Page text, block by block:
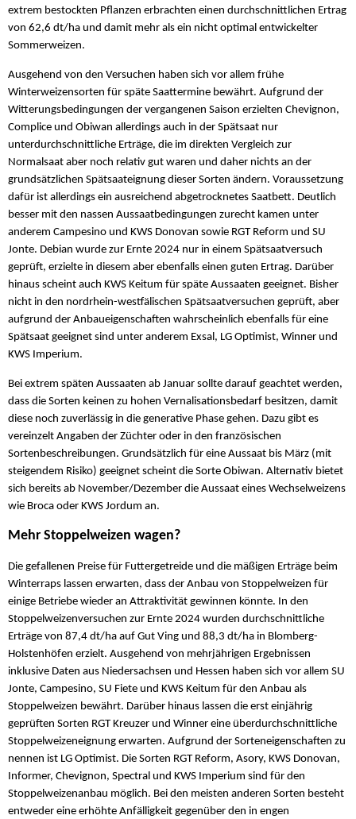
extrem bestockten Pflanzen erbrachten einen durchschnittlichen Ertrag
von 62,6 dt/ha und damit mehr als ein nicht optimal entwickelter
Sommerweizen.
Ausgehend von den Versuchen haben sich vor allem frühe
Winterweizensorten für späte Saattermine bewährt. Aufgrund der
Witterungsbedingungen der vergangenen Saison erzielten Chevignon,
Complice und Obiwan allerdings auch in der Spätsaat nur
unterdurchschnittliche Erträge, die im direkten Vergleich zur
Normalsaat aber noch relativ gut waren und daher nichts an der
grundsätzlichen Spätsaateignung dieser Sorten ändern. Voraussetzung
dafür ist allerdings ein ausreichend abgetrocknetes Saatbett. Deutlich
besser mit den nassen Aussaatbedingungen zurecht kamen unter
anderem Campesino und KWS Donovan sowie RGT Reform und SU
Jonte. Debian wurde zur Ernte 2024 nur in einem Spätsaatversuch
geprüft, erzielte in diesem aber ebenfalls einen guten Ertrag. Darüber
hinaus scheint auch KWS Keitum für späte Aussaaten geeignet. Bisher
nicht in den nordrhein-westfälischen Spätsaatversuchen geprüft, aber
aufgrund der Anbaueigenschaften wahrscheinlich ebenfalls für eine
Spätsaat geeignet sind unter anderem Exsal, LG Optimist, Winner und
KWS Imperium.
Bei extrem späten Aussaaten ab Januar sollte darauf geachtet werden,
dass die Sorten keinen zu hohen Vernalisationsbedarf besitzen, damit
diese noch zuverlässig in die generative Phase gehen. Dazu gibt es
vereinzelt Angaben der Züchter oder in den französischen
Sortenbeschreibungen. Grundsätzlich für eine Aussaat bis März (mit
steigendem Risiko) geeignet scheint die Sorte Obiwan. Alternativ bietet
sich bereits ab November/Dezember die Aussaat eines Wechselweizens
wie Broca oder KWS Jordum an.
Mehr Stoppelweizen wagen?
Die gefallenen Preise für Futtergetreide und die mäßigen Erträge beim
Winterraps lassen erwarten, dass der Anbau von Stoppelweizen für
einige Betriebe wieder an Attraktivität gewinnen könnte. In den
Stoppelweizenversuchen zur Ernte 2024 wurden durchschnittliche
Erträge von 87,4 dt/ha auf Gut Ving und 88,3 dt/ha in Blomberg-
Holstenhöfen erzielt. Ausgehend von mehrjährigen Ergebnissen
inklusive Daten aus Niedersachsen und Hessen haben sich vor allem SU
Jonte, Campesino, SU Fiete und KWS Keitum für den Anbau als
Stoppelweizen bewährt. Darüber hinaus lassen die erst einjährig
geprüften Sorten RGT Kreuzer und Winner eine überdurchschnittliche
Stoppelweizeneignung erwarten. Aufgrund der Sorteneigenschaften zu
nennen ist LG Optimist. Die Sorten RGT Reform, Asory, KWS Donovan,
Informer, Chevignon, Spectral und KWS Imperium sind für den
Stoppelweizenanbau möglich. Bei den meisten anderen Sorten besteht
entweder eine erhöhte Anfälligkeit gegenüber den in engen